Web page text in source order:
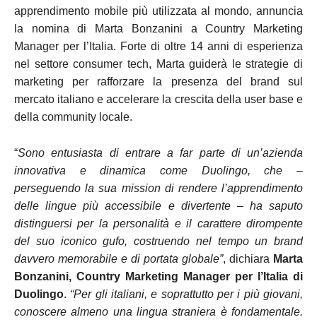
apprendimento mobile più utilizzata al mondo, annuncia
la nomina di Marta Bonzanini a Country Marketing
Manager per l’Italia. Forte di oltre 14 anni di esperienza
nel settore consumer tech, Marta guiderà le strategie di
marketing per rafforzare la presenza del brand sul
mercato italiano e accelerare la crescita della user base e
della community locale.
“Sono entusiasta di entrare a far parte di un’azienda
innovativa e dinamica come Duolingo, che –
perseguendo la sua mission di rendere l’apprendimento
delle lingue più accessibile e divertente – ha saputo
distinguersi per la personalità e il carattere dirompente
del suo iconico gufo, costruendo nel tempo un brand
davvero memorabile e di portata globale”, dichiara Marta
Bonzanini, Country Marketing Manager per l’Italia di
Duolingo. “Per gli italiani, e soprattutto per i più giovani,
conoscere almeno una lingua straniera è fondamentale.